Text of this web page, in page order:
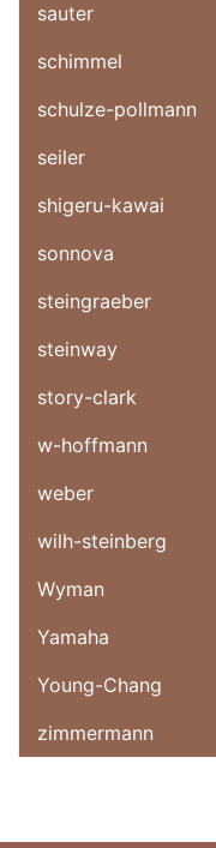
sauter
schimmel
schulze-pollmann
seiler
shigeru-kawai
sonnova
steingraeber
steinway
story-clark
w-hoffmann
weber
wilh-steinberg
Wyman
Yamaha
Young-Chang
zimmermann